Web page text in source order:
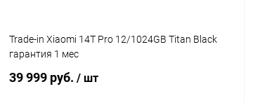
Trade-in Xiaomi 14T Pro 12/1024GB Titan Black
гарантия 1 мес
39 999 руб. / шт